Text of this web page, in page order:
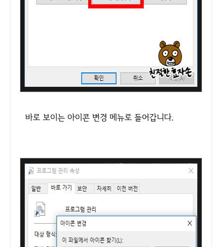
바로 보이는 아이콘 변경 메뉴로 들어갑니다.